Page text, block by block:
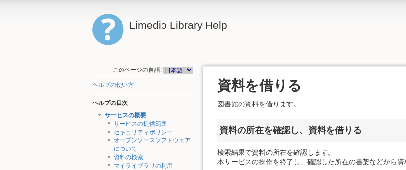
Limedio Library Help
このページの言語:
ヘルプの使い方
ヘルプの目次
サービスの概要
サービスの提供範囲
セキュリティポリシー
オープンソースソフトウェア
について
資料の検索
マイライブラリの利用
資料を借りる
図書館の資料を借ります。
資料の所在を確認し、資料を借りる
検索結果で資料の所在を確認します。
本サービスの操作を終了し、確認した所在の書架などから